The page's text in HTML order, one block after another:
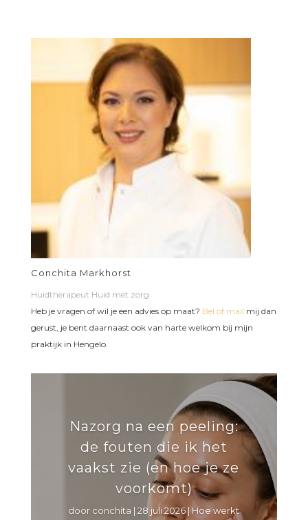
Conchita Markhorst
Huidtherapeut Huid met zorg
Heb je vragen of wil je een advies op maat? Bel of mail mij dan
gerust, je bent daarnaast ook van harte welkom bij mijn
praktijk in Hengelo.
Nazorg na een peeling:
de fouten die ik het
vaakst zie (en hoe je ze
voorkomt)
door conchita |28 juli 2026|Hoe werkt